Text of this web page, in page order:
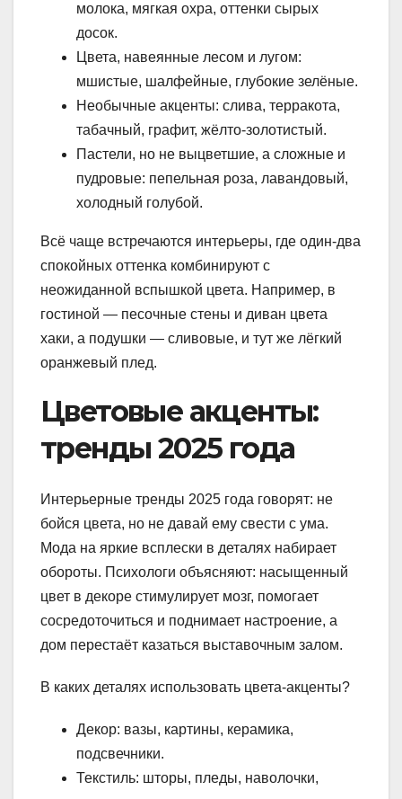
молока, мягкая охра, оттенки сырых
досок.
Цвета, навеянные лесом и лугом:
мшистые, шалфейные, глубокие зелёные.
Необычные акценты: слива, терракота,
табачный, графит, жёлто-золотистый.
Пастели, но не выцветшие, а сложные и
пудровые: пепельная роза, лавандовый,
холодный голубой.
Всё чаще встречаются интерьеры, где один-два
спокойных оттенка комбинируют с
неожиданной вспышкой цвета. Например, в
гостиной — песочные стены и диван цвета
хаки, а подушки — сливовые, и тут же лёгкий
оранжевый плед.
Цветовые акценты:
тренды 2025 года
Интерьерные тренды 2025 года говорят: не
бойся цвета, но не давай ему свести с ума.
Мода на яркие всплески в деталях набирает
обороты. Психологи объясняют: насыщенный
цвет в декоре стимулирует мозг, помогает
сосредоточиться и поднимает настроение, а
дом перестаёт казаться выставочным залом.
В каких деталях использовать цвета-акценты?
Декор: вазы, картины, керамика,
подсвечники.
Текстиль: шторы, пледы, наволочки,